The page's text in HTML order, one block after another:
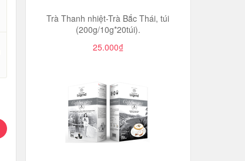
​​​​​​​Trà Thanh nhiệt-Trà Bắc Thái, túi
(200g/10g*20túi).
25.000₫